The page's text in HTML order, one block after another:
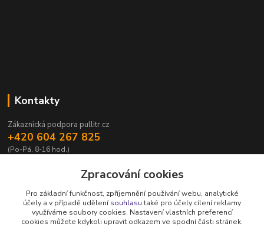
Kontakty
Zákaznická podpora pullitr.cz
+420 604 267 825
(Po-Pá, 8-16 hod.)
Zpracování cookies
Pro základní funkčnost, zpříjemnění používání webu, analytické
účely a v případě udělenísouhlasutaké pro účely cílení reklamy
využíváme soubory cookies. Nastavení vlastních preferencí
cookies můžete kdykoli upravit odkazem ve spodní části stránek.